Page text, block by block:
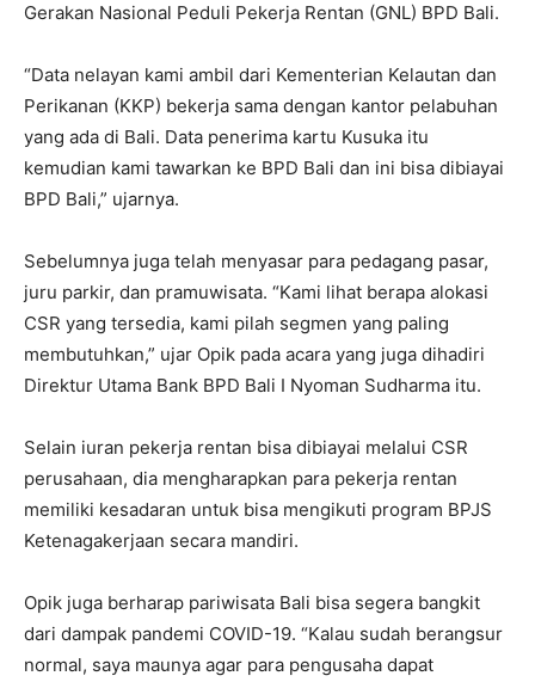
Gerakan Nasional Peduli Pekerja Rentan (GNL) BPD Bali.
“Data nelayan kami ambil dari Kementerian Kelautan dan
Perikanan (KKP) bekerja sama dengan kantor pelabuhan
yang ada di Bali. Data penerima kartu Kusuka itu
kemudian kami tawarkan ke BPD Bali dan ini bisa dibiayai
BPD Bali,” ujarnya.
Sebelumnya juga telah menyasar para pedagang pasar,
juru parkir, dan pramuwisata. “Kami lihat berapa alokasi
CSR yang tersedia, kami pilah segmen yang paling
membutuhkan,” ujar Opik pada acara yang juga dihadiri
Direktur Utama Bank BPD Bali I Nyoman Sudharma itu.
Selain iuran pekerja rentan bisa dibiayai melalui CSR
perusahaan, dia mengharapkan para pekerja rentan
memiliki kesadaran untuk bisa mengikuti program BPJS
Ketenagakerjaan secara mandiri.
Opik juga berharap pariwisata Bali bisa segera bangkit
dari dampak pandemi COVID-19. “Kalau sudah berangsur
normal, saya maunya agar para pengusaha dapat